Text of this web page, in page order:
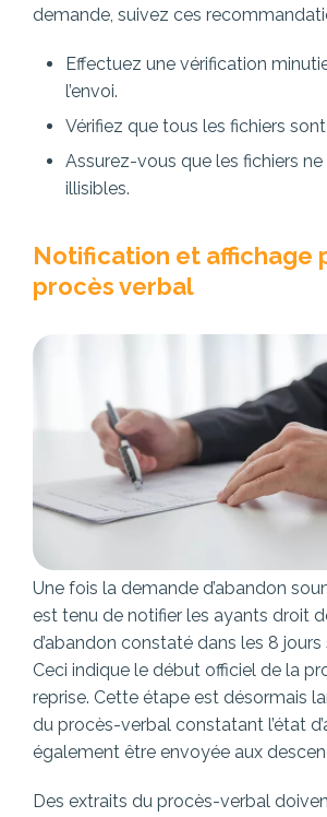
demande, suivez ces
Effectuez une vérification
l’envoi.
Vérifiez que tous les fichiers
Assurez-vous que les fichiers
illisibles.
Notification et affichage
procès verbal
Une fois la demande d’abandon
est tenu de notifier les ayants droit
d’abandon constaté dans les 8
Ceci indique le début officiel de la
reprise. Cette étape est désormais
du procès-verbal constatant l’état
également être envoyée aux
Des extraits du procès-verbal